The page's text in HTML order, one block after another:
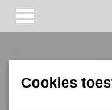
Cookies